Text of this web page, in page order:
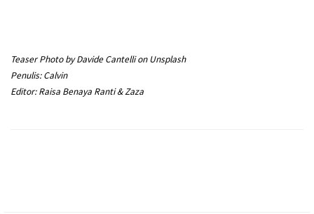
Teaser Photo by Davide Cantelli on Unsplash
Penulis: Calvin
Editor: Raisa Benaya Ranti & Zaza